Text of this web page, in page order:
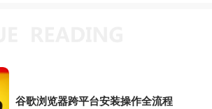
谷歌浏览器跨平台安装操作全流程